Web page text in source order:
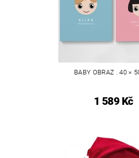
BABY OBRAZ . 40 ×
1 589 Kč